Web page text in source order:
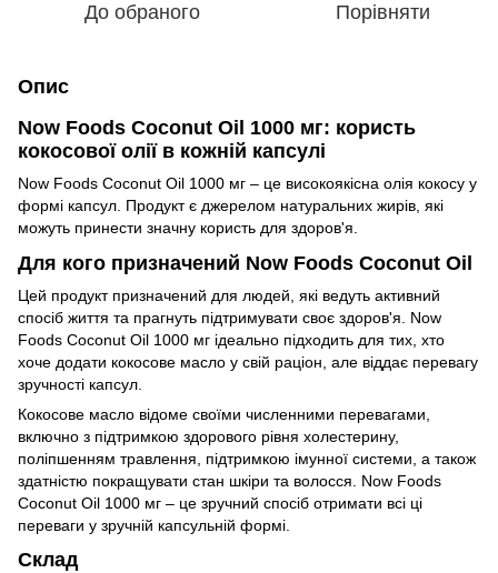
До обраного Порівняти
Опис
Now Foods Coconut Oil 1000 мг: користь
кокосової олії в кожній капсулі
Now Foods Coconut Oil 1000 мг – це високоякісна олія кокосу у
формі капсул. Продукт є джерелом натуральних жирів, які
можуть принести значну користь для здоров'я.
Для кого призначений Now Foods Coconut Oil
Цей продукт призначений для людей, які ведуть активний
спосіб життя та прагнуть підтримувати своє здоров'я. Now
Foods Coconut Oil 1000 мг ідеально підходить для тих, хто
хоче додати кокосове масло у свій раціон, але віддає перевагу
зручності капсул.
Кокосове масло відоме своїми численними перевагами,
включно з підтримкою здорового рівня холестерину,
поліпшенням травлення, підтримкою імунної системи, а також
здатністю покращувати стан шкіри та волосся. Now Foods
Coconut Oil 1000 мг – це зручний спосіб отримати всі ці
переваги у зручній капсульній формі.
Склад